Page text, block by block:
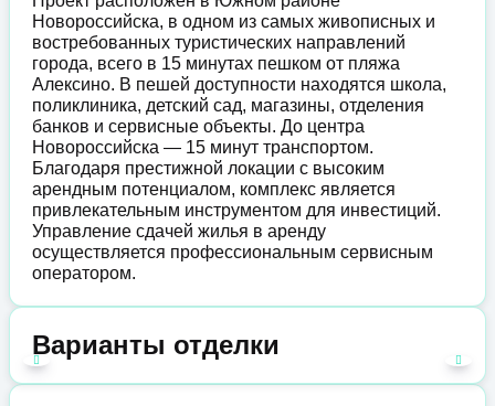
Новороссийска, в одном из самых живописных и
востребованных туристических направлений
города, всего в 15 минутах пешком от пляжа
Алексино. В пешей доступности находятся школа,
поликлиника, детский сад, магазины, отделения
банков и сервисные объекты. До центра
Новороссийска — 15 минут транспортом.
Благодаря престижной локации с высоким
арендным потенциалом, комплекс является
привлекательным инструментом для инвестиций.
Управление сдачей жилья в аренду
осуществляется профессиональным сервисным
оператором.
Варианты отделки